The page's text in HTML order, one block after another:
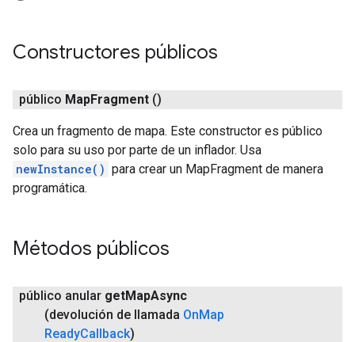
Constructores públicos
público MapFragment ()
Crea un fragmento de mapa. Este constructor es público
solo para su uso por parte de un inflador. Usa
newInstance() para crear un MapFragment de manera
programática.
Métodos públicos
público anular getMapAsync
(devolución de llamada OnMap
ReadyCallback)